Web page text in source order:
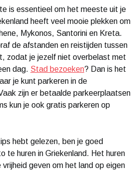
is essentieel om het meeste uit je
heeft veel mooie plekken om
Mykonos, Santorini en Kreta.
de afstanden en reistijden tussen
zodat je jezelf niet overbelast met
dag. Stad bezoeken? Dan is het
je kunt parkeren in de
zijn er betaalde parkeerplaatsen
kun je ook gratis parkeren op
hebt gelezen, ben je goed
te huren in Griekenland. Het huren
geven om het land op eigen